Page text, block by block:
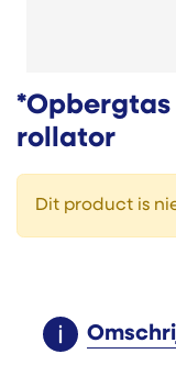
*Opbergtas
rollator
Dit product is